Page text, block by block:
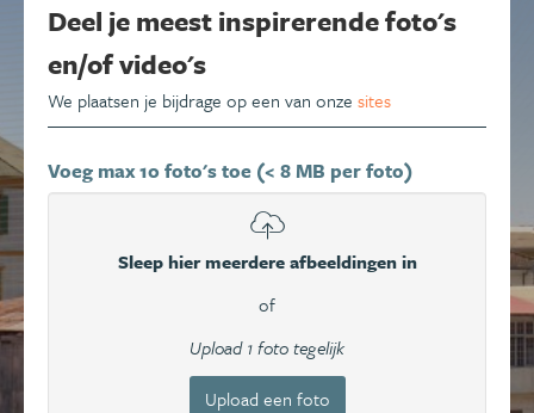
Deel je meest inspirerende foto's
en/of video's
We plaatsen je bijdrage op een van onze sites
Voeg max 10 foto's toe (< 8 MB per foto)
Sleep hier meerdere afbeeldingen in
of
Upload 1 foto tegelijk
Upload een foto